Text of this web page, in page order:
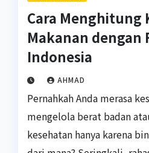
Cara Menghitung
Makanan dengan
Indonesia
AHMAD
Pernahkah Anda merasa
mengelola berat badan
kesehatan hanya karena